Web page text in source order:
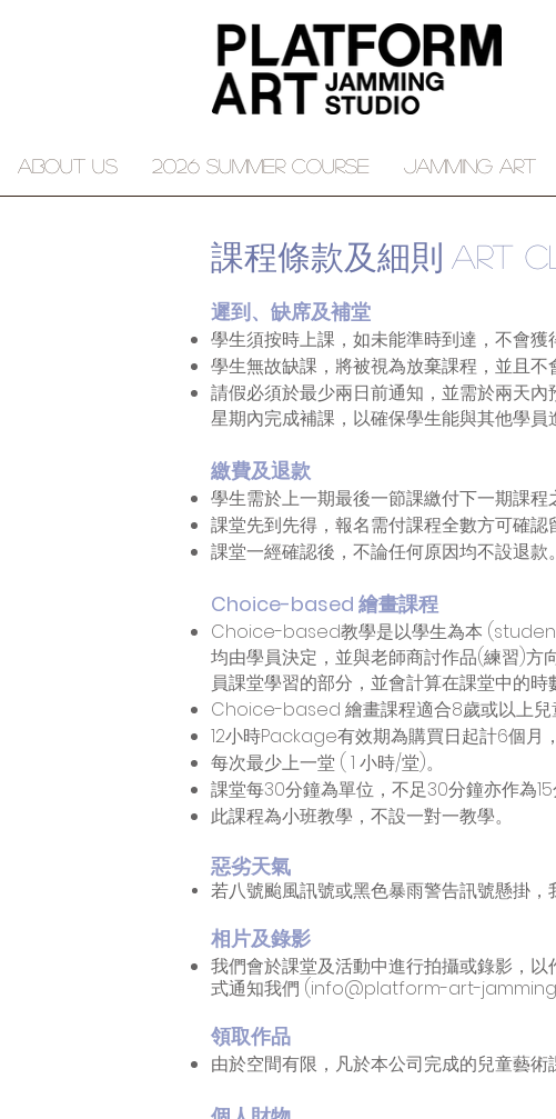
About Us 2026 Summer course JAMMING ART
課程條款及細則 Art
遲到、缺席及補堂
學生須按時上課，如未能準時到達，不會獲
學生無故缺課，將被視為放棄課程，並且不
請假必須於最少兩日前通知，並需於兩天
星期內完成補課，以確保學生能與其他學
繳費及退款
學生需於上一期最後一節課繳付下一期課程
課堂先到先得，報名需付課程全數方可確認
課堂一經確認後，不論任何原因均不設退
Choice-based 繪畫課程
Choice-based教學是以學生為本
均由學員決定，並與老師商討作品(練習)方
員課堂學習的部分，並會計算在課堂中的時
Choice-based 繪畫課程適合8歲或以上兒
12小時Package有效期為購買日起計6個月
​每次最少上一堂 ( 1 小時/堂)。
課堂每30分鐘為單位，不足30分鐘亦作為15
此課程為小班教學，不設一對一教學。
惡劣天氣
若八號颱風訊號或黑色暴雨警告訊號懸掛，
相片及錄影
我們會於課堂及活動中進行拍攝或錄影，
式通知我們 (info@platform-art-
領取作品
由於空間有限，凡於本公司完成的兒童藝